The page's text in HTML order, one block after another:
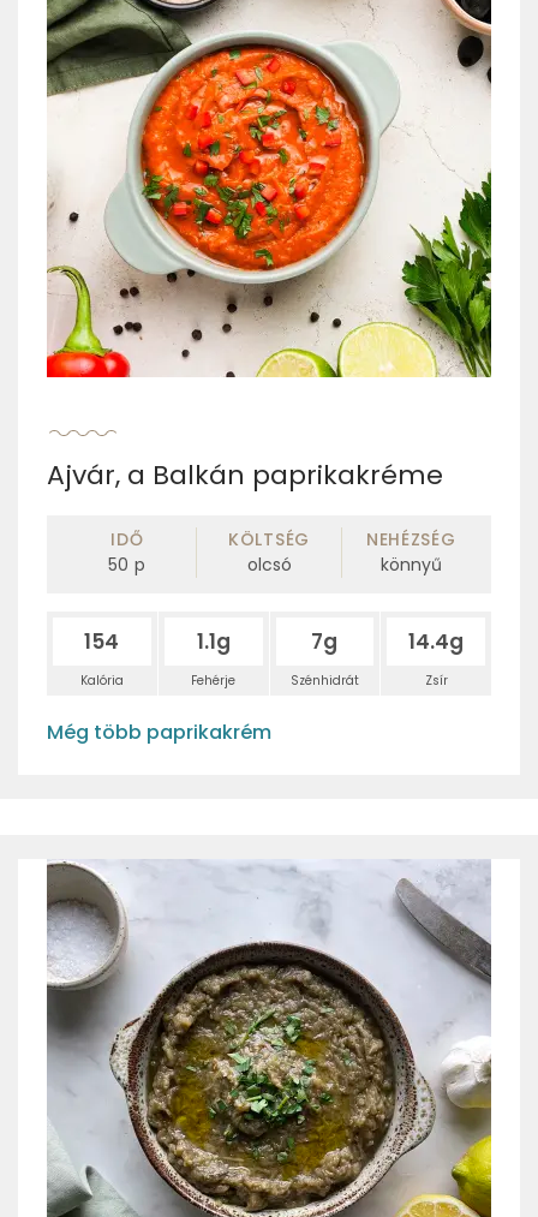
Ajvár, a Balkán paprikakréme
IDŐ
50 p
KÖLTSÉG
olcsó
NEHÉZSÉG
könnyű
154
Kalória
1.1g
Fehérje
7g
Szénhidrát
14.4g
Zsír
Még több paprikakrém